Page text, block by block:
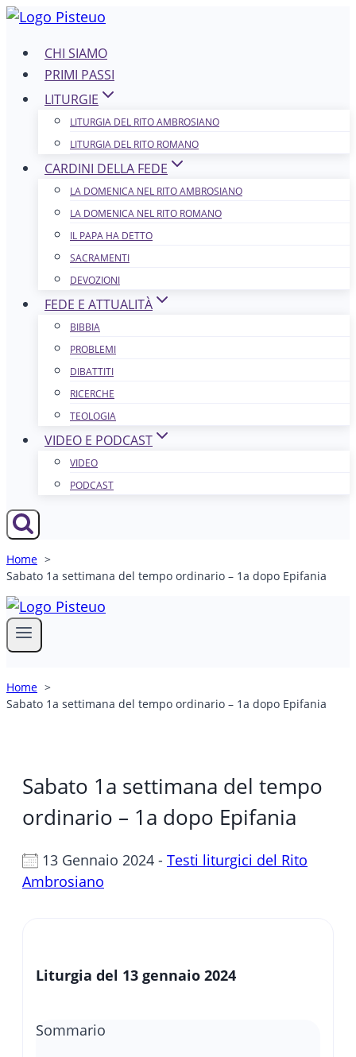
Salta
contenutoCHI SIAMO
PRIMI PASSI
LITURGIE
LITURGIA DEL RITO AMBROSIANO
LITURGIA DEL RITO ROMANO
CARDINI DELLA FEDE
LA DOMENICA NEL R​​​​​​ITO AMBROSIANO
LA DOMENICA NEL RITO ROMANO
IL PAPA HA DETTO
SACRAMENTI
DEVOZIONI
FEDE E ATTUALITÀ
BIBBIA
PROBLEMI
DIBATTITI
RICERCHE
TEOLOGIA
VIDEO E PODCAST
VIDEO
PODCAST
Home
Sabato 1a settimana del tempo ordinario – 1a dopo Epifania
Home
Sabato 1a settimana del tempo ordinario – 1a dopo Epifania
Sabato 1a settimana del tempo
ordinario – 1a dopo Epifania
13 Gennaio 2024 - Testi liturgici del Rito
Ambrosiano
Liturgia del 13 gennaio 2024
Sommario